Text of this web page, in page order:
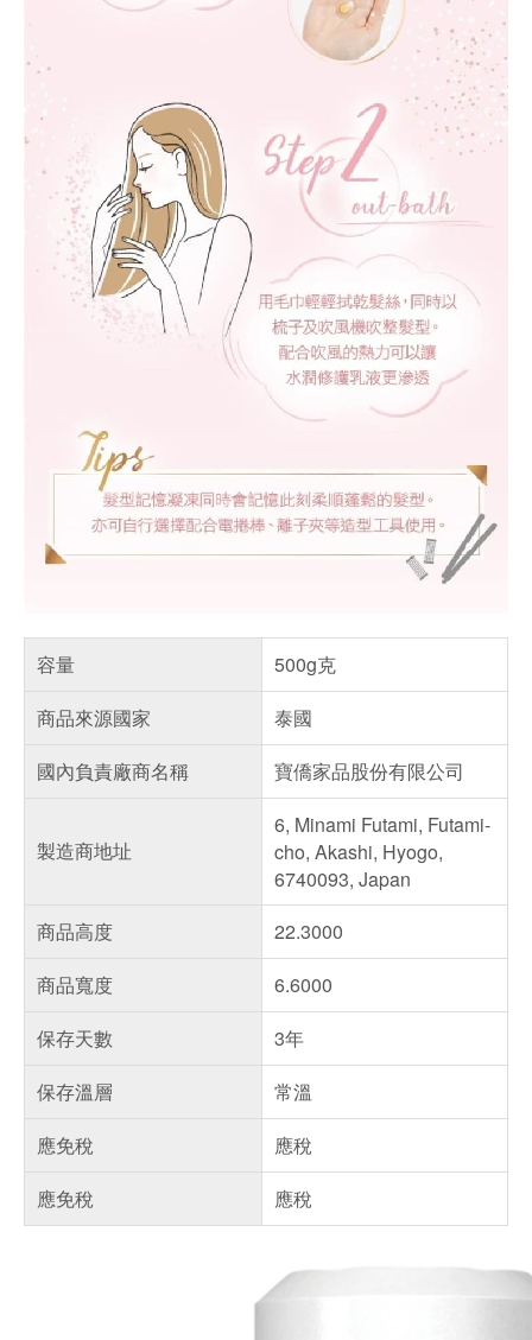
容量
500g克
商品來源國家
泰國
國內負責廠商名稱
寶僑家品股份有限公司
製造商地址
6, Minami Futami, Futami-
cho, Akashi, Hyogo,
6740093, Japan
商品高度
22.3000
商品寬度
6.6000
保存天數
3年
保存溫層
常溫
應免稅
應稅
應免稅
應稅